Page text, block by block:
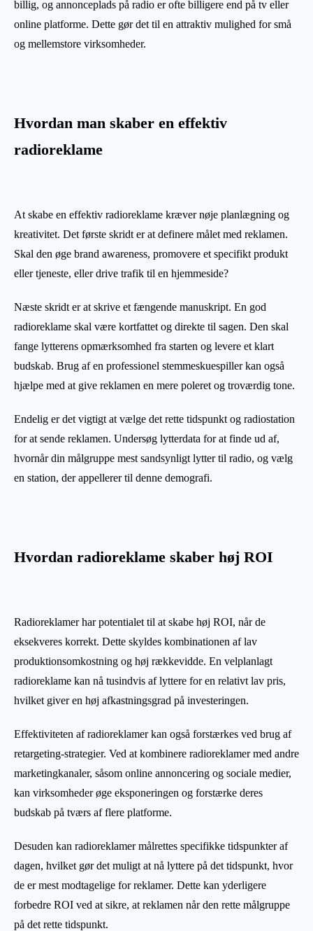
billig, og annonceplads på radio er ofte billigere end på tv eller
online platforme. Dette gør det til en attraktiv mulighed for små
og mellemstore virksomheder.
Hvordan man skaber en effektiv
radioreklame
At skabe en effektiv radioreklame kræver nøje planlægning og
kreativitet. Det første skridt er at definere målet med reklamen.
Skal den øge brand awareness, promovere et specifikt produkt
eller tjeneste, eller drive trafik til en hjemmeside?
Næste skridt er at skrive et fængende manuskript. En god
radioreklame skal være kortfattet og direkte til sagen. Den skal
fange lytterens opmærksomhed fra starten og levere et klart
budskab. Brug af en professionel stemmeskuespiller kan også
hjælpe med at give reklamen en mere poleret og troværdig tone.
Endelig er det vigtigt at vælge det rette tidspunkt og radiostation
for at sende reklamen. Undersøg lytterdata for at finde ud af,
hvornår din målgruppe mest sandsynligt lytter til radio, og vælg
en station, der appellerer til denne demografi.
Hvordan radioreklame skaber høj ROI
Radioreklamer har potentialet til at skabe høj ROI, når de
eksekveres korrekt. Dette skyldes kombinationen af lav
produktionsomkostning og høj rækkevidde. En velplanlagt
radioreklame kan nå tusindvis af lyttere for en relativt lav pris,
hvilket giver en høj afkastningsgrad på investeringen.
Effektiviteten af radioreklamer kan også forstærkes ved brug af
retargeting-strategier. Ved at kombinere radioreklamer med andre
marketingkanaler, såsom online annoncering og sociale medier,
kan virksomheder øge eksponeringen og forstærke deres
budskab på tværs af flere platforme.
Desuden kan radioreklamer målrettes specifikke tidspunkter af
dagen, hvilket gør det muligt at nå lyttere på det tidspunkt, hvor
de er mest modtagelige for reklamer. Dette kan yderligere
forbedre ROI ved at sikre, at reklamen når den rette målgruppe
på det rette tidspunkt.